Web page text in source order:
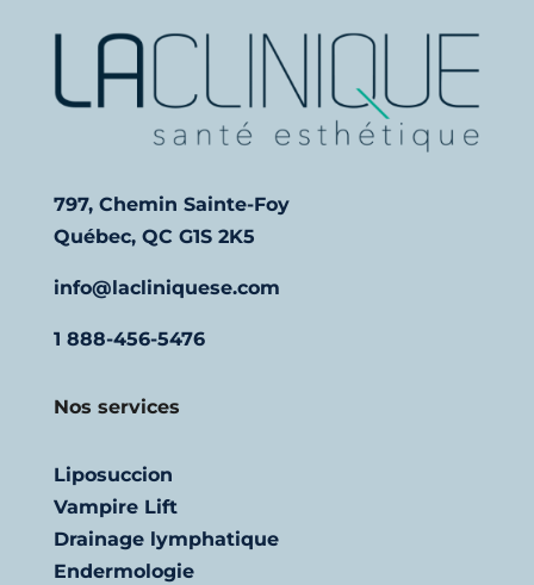
797, Chemin Sainte-Foy
Québec, QC G1S 2K5
info@lacliniquese.com
1 888-456-5476
Nos services
Liposuccion
Vampire Lift
Drainage lymphatique
Endermologie